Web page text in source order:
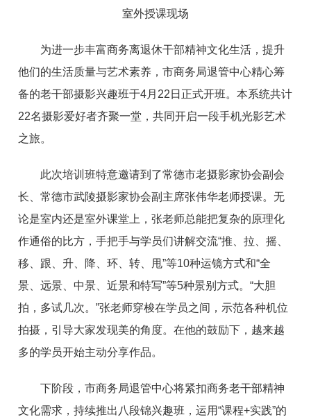
室外授课现场
为进一步丰富商务离退休干部精神文化生活，提升
他们的生活质量与艺术素养，市商务局退管中心精心筹
备的老干部摄影兴趣班于4月22日正式开班。本系统共计
22名摄影爱好者齐聚一堂，共同开启一段手机光影艺术
之旅。
此次培训班特意邀请到了常德市老摄影家协会副会
长、常德市武陵摄影家协会副主席张伟华老师授课。无
论是室内还是室外课堂上，张老师总能把复杂的原理化
作通俗的比方，手把手与学员们讲解交流“推、拉、摇、
移、跟、升、降、环、转、甩”等10种运镜方式和“全
景、远景、中景、近景和特写”等5种景别方式。“大胆
拍，多试几次。”张老师穿梭在学员之间，示范各种机位
拍摄，引导大家发现美的角度。在他的鼓励下，越来越
多的学员开始主动分享作品。
下阶段，市商务局退管中心将紧扣商务老干部精神
文化需求，持续推出八段锦兴趣班，运用“课程+实践”的